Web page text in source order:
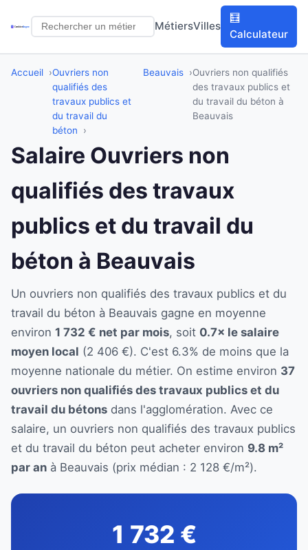
MétiersVilles
🧮
Calculateur
Accueil
Ouvriers non
qualifiés des
travaux publics et
du travail du
béton
Beauvais
Ouvriers non qualifiés
des travaux publics et
du travail du béton à
Beauvais
Salaire Ouvriers non
qualifiés des travaux
publics et du travail du
béton à Beauvais
Un ouvriers non qualifiés des travaux publics et du
travail du béton à Beauvais gagne en moyenne
environ 1 732 € net par mois, soit 0.7× le salaire
moyen local (2 406 €). C'est 6.3% de moins que la
moyenne nationale du métier. On estime environ 37
ouvriers non qualifiés des travaux publics et du
travail du bétons dans l'agglomération. Avec ce
salaire, un ouvriers non qualifiés des travaux publics
et du travail du béton peut acheter environ 9.8 m²
par an à Beauvais (prix médian : 2 128 €/m²).
1 732 €